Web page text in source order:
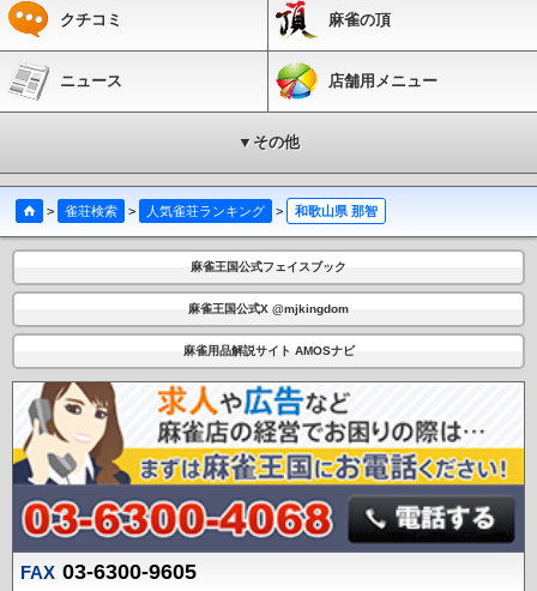
クチコミ 麻雀の頂
ニュース 店舗用メニュー
▼その他
> 雀荘検索 > 人気雀荘ランキング > 和歌山県 那智
麻雀王国公式フェイスブック
麻雀王国公式X @mjkingdom
麻雀用品解説サイト AMOSナビ
FAX 03-6300-9605